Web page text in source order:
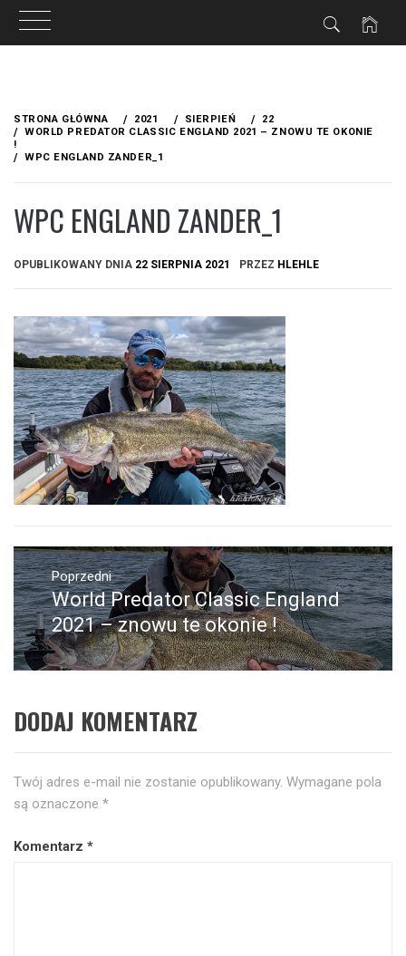
treści
STRONA GŁÓWNA 2021 SIERPIEŃ
22
WORLD PREDATOR CLASSIC ENGLAND 2021 – ZNOWU TE OKONIE
!
WPC ENGLAND ZANDER_1
WPC ENGLAND ZANDER_1
OPUBLIKOWANY DNIA 22 SIERPNIA 2021 PRZEZ HLEHLE
Nawigacja
wpisuPoprzedni
Poprzedni
wpis:
World Predator Classic England
2021 – znowu te okonie !
DODAJ KOMENTARZ
Twój adres e-mail nie zostanie opublikowany. Wymagane pola
są oznaczone *
Komentarz *